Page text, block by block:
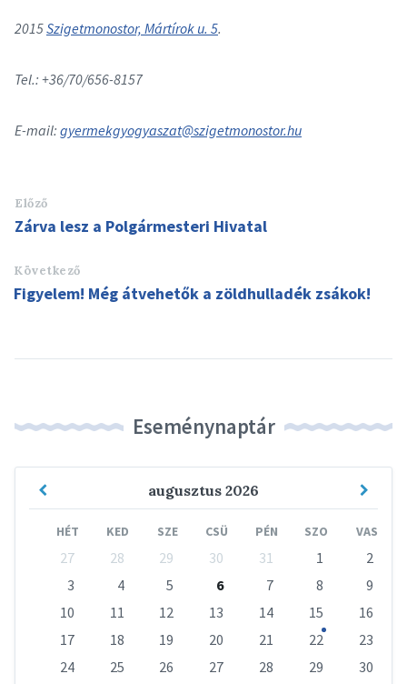
2015Szigetmonostor, Mártírok u. 5.
Tel.: +36/70/656-8157
E-mail: gyermekgyogyaszat@szigetmonostor.hu
Előző
Zárva lesz a Polgármesteri Hivatal
Következő
Figyelem! Még átvehetők a zöldhulladék zsákok!
Eseménynaptár
augusztus 2026
Previous
HÉT KED SZE CSÜ PÉN SZO VAS
calendar
27 28 29 30 31 1
2
3
4 5 6 7 8
9
10
11 12 13 14 15
16
17
18 19 20 21 22
23
24
25 26 27 28 29
30